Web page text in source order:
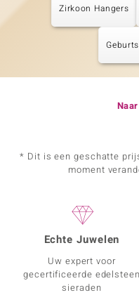
Zirkoon Hangers
* Dit is een geschatte
moment
Echte Juwelen
Uw expert voor
gecertificeerde edelsteen
sieraden